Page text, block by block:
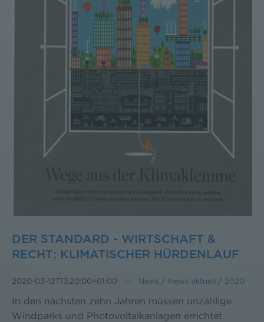
DER STANDARD - WIRTSCHAFT &
RECHT: KLIMATISCHER HÜRDENLAUF
2020-03-12T13:20:00+01:00 News / News aktuell / 2020
In den nächsten zehn Jahren müssen unzählige
Windparks und Photovoltaikanlagen errichtet